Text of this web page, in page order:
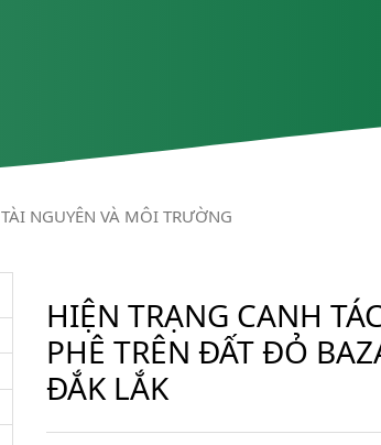
TÀI NGUYÊN VÀ MÔI TRƯỜNG
HIỆN TRẠNG CANH
PHÊ TRÊN ĐẤT ĐỎ
ĐẮK LẮK